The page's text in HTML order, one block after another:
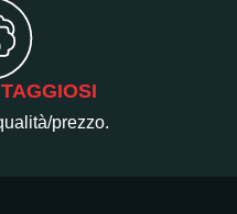
prezzo.